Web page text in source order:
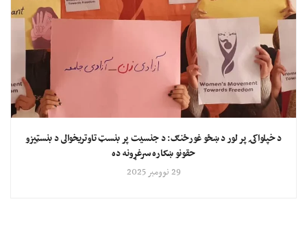
د خپلواکۍ پر لور د ښځو غورځنګ: د جنسیت پر بنسټ تاوتریخوالی د بنسټیزو
حقونو ښکاره سرغړونه ده
29 نوومبر 2025